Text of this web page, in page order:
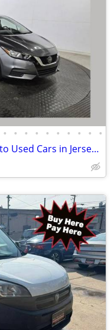
• • • • • • • • • •
2021 Nissan Versa at NJ State Auto Used Cars in Jersey City